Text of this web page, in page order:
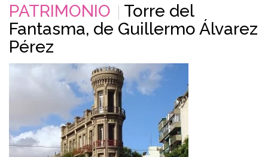
PATRIMONIO
Torre del
Fantasma, de Guillermo Álvarez
Pérez